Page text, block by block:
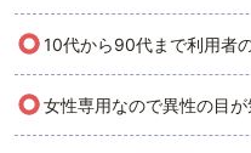
○10代から90代まで利用者
○女性専用なので異性の目